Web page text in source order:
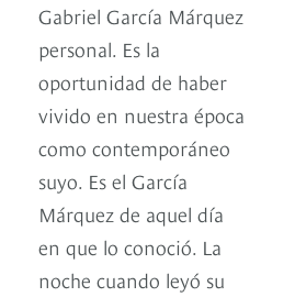
Gabriel García Márquez
personal. Es la
oportunidad de haber
vivido en nuestra época
como contemporáneo
suyo. Es el García
Márquez de aquel día
en que lo conoció. La
noche cuando leyó su